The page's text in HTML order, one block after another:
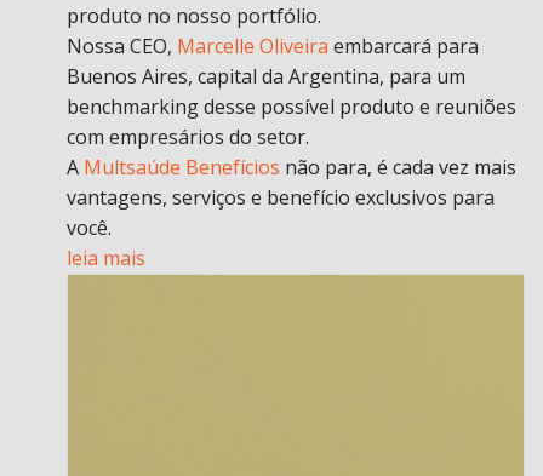
produto no nosso portfólio.
Nossa CEO, Marcelle Oliveira embarcará para
Buenos Aires, capital da Argentina, para um
benchmarking desse possível produto e reuniões
com empresários do setor.
A Multsaúde Benefícios não para, é cada vez mais
vantagens, serviços e benefício exclusivos para
você.
leia mais